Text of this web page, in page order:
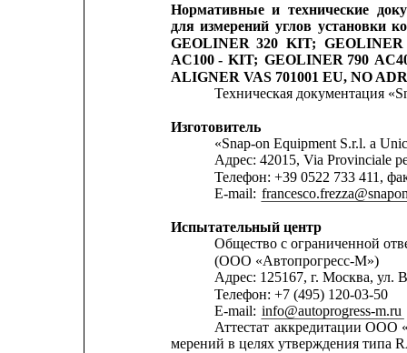
Нормативные и технические
для измерений углов установки
GEOLINER 320 KIT;
GEOLINER
AC100 - KIT; GEOLINER 790
ALIGNER VAS 701001 EU, NO ADR
Техническая документация
Изготовитель
«Snap-on Equipment S.r.l. a
Адрес: 42015, Via Provinciale
Телефон: +39 0522 733 411,
E-mail:
Испытательный центр
Общество с ограниченной
(ООО «Автопрогресс-М»)
Адрес: 125167, г. Москва, ул.
Телефон: +7 (495) 120-03-50
E-mail: info@autoprogress-m.ru
Аттестат аккредитации ООО
мерений в целях утверждения типа